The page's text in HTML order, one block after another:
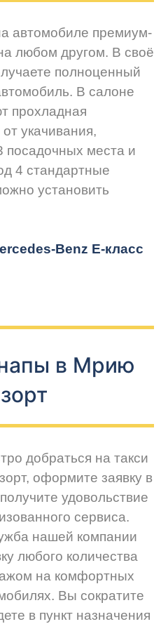
автомобиле премиум-
любом другом. В своё
полноценный
В салоне
прохладная
укачивания,
посадочных места и
4 стандартные
установить
Benz E-класс
в Мрию
добраться на такси
оформите заявку в
удовольствие
сервиса.
нашей компании
любого количества
на комфортных
Вы сократите
в пункт назначения